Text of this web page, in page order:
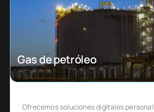
Ecommerce
Diseñado para emprendedores y